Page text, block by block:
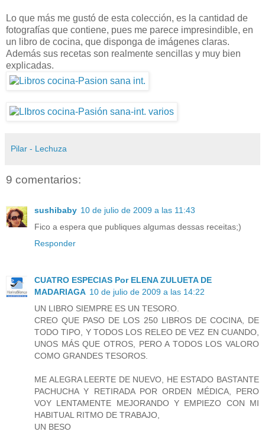
Lo que más me gustó de esta colección, es la cantidad de
fotografías que contiene, pues me parece impresindible, en
un libro de cocina, que disponga de imágenes claras.
Además sus recetas son realmente sencillas y muy bien
explicadas.
Pilar - Lechuza
9 comentarios:
sushibaby 10 de julio de 2009 a las 11:43
Fico a espera que publiques algumas dessas receitas;)
Responder
CUATRO ESPECIAS Por ELENA ZULUETA DE
MADARIAGA 10 de julio de 2009 a las 14:22
UN LIBRO SIEMPRE ES UN TESORO.
CREO QUE PASO DE LOS 250 LIBROS DE COCINA, DE
TODO TIPO, Y TODOS LOS RELEO DE VEZ EN CUANDO,
UNOS MÁS QUE OTROS, PERO A TODOS LOS VALORO
COMO GRANDES TESOROS.
ME ALEGRA LEERTE DE NUEVO, HE ESTADO BASTANTE
PACHUCHA Y RETIRADA POR ORDEN MÉDICA, PERO
VOY LENTAMENTE MEJORANDO Y EMPIEZO CON MI
HABITUAL RITMO DE TRABAJO,
UN BESO